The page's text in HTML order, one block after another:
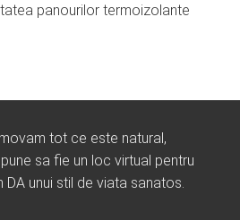
panourilor termoizolante
tot ce este natural,
sa fie un loc virtual pentru
unui stil de viata sanatos.